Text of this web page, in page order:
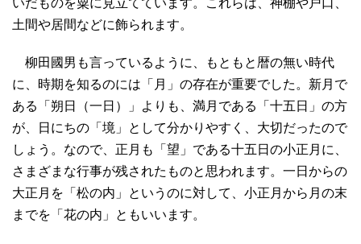
いだものを粟に見立てています。これらは、神棚や戸口、
土間や居間などに飾られます。
柳田國男も言っているように、もともと暦の無い時代
に、時期を知るのには「月」の存在が重要でした。新月で
ある「朔日（一日）」よりも、満月である「十五日」の方
が、日にちの「境」として分かりやすく、大切だったので
しょう。なので、正月も「望」である十五日の小正月に、
さまざまな行事が残されたものと思われます。一日からの
大正月を「松の内」というのに対して、小正月から月の末
までを「花の内」ともいいます。